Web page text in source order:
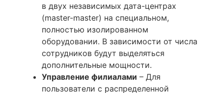
в двух независимых дата-центрах
(master-master) на специальном,
полностью изолированном
оборудовании. В зависимости от числа
сотрудников будут выделяться
дополнительные мощности.
Управление филиалами – Для
пользователи с распределенной